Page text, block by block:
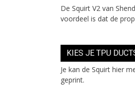
De Squirt V2 van
voordeel is dat de
KIES JE TPU
Je kan de Squirt hier
geprint.